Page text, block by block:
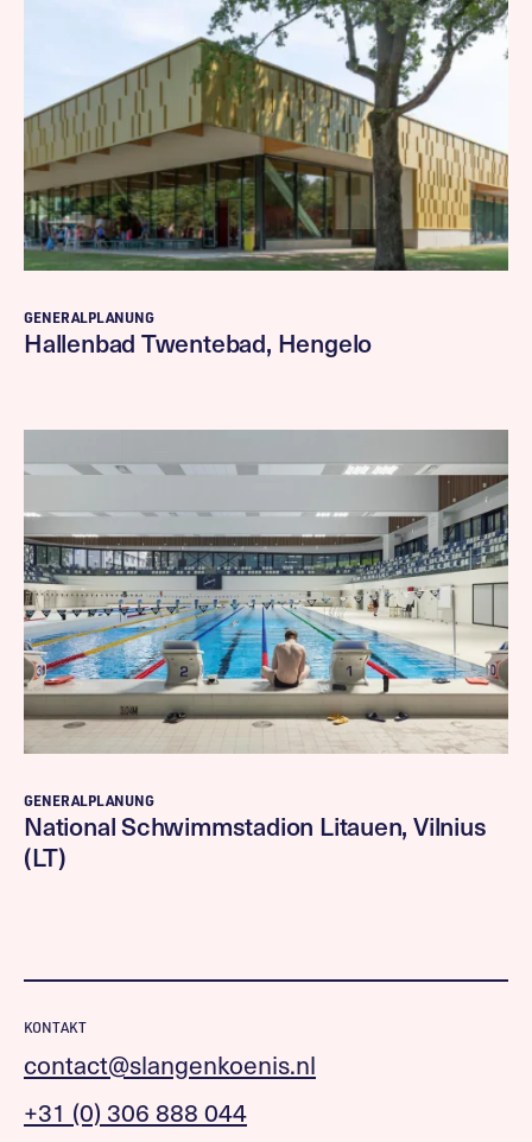
GENERALPLANUNG
Hallenbad Twentebad, Hengelo
GENERALPLANUNG
National Schwimmstadion Litauen, Vilnius
(LT)
KONTAKT
contact@slangenkoenis.nl
+31 (0) 306 888 044